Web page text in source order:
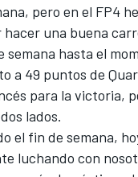
pero en el FP4
una buena
hasta el
a 49 puntos de
para la victoria,
lados.
el fin de semana,
luchando con